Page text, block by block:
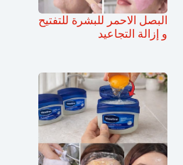
البصل الاحمر للبشرة للتفتيح
و إزالة التجاعيد